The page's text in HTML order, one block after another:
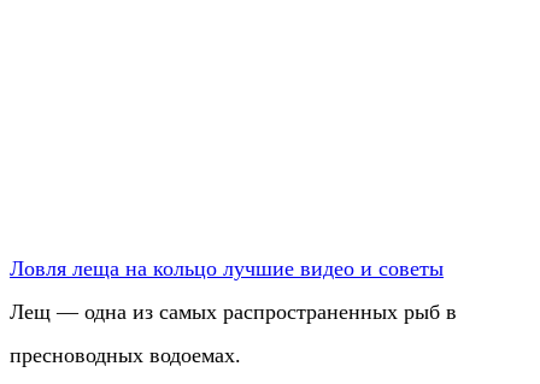
Ловля леща на кольцо лучшие видео и советы
Лещ — одна из самых распространенных рыб в
пресноводных водоемах.